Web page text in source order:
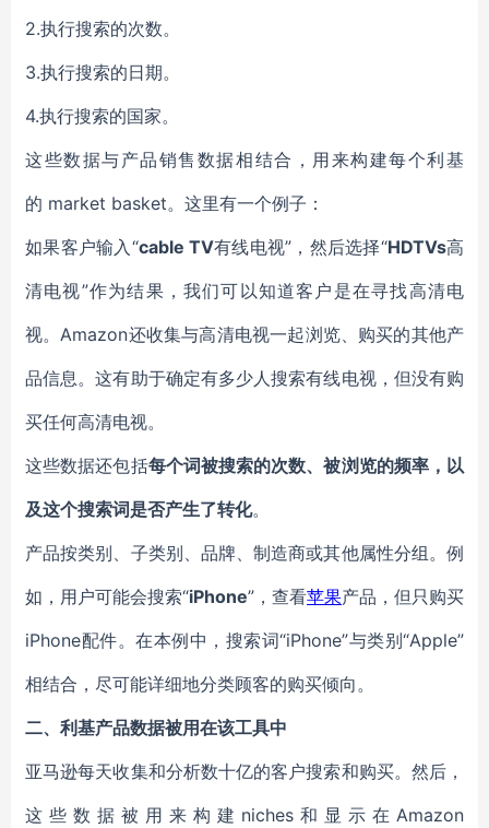
2.执行搜索的次数。
3.执行搜索的日期。
4.执行搜索的国家。
这些数据与产品销售数据相结合，用来构建每个利基
的 market basket。这里有一个例子 ：
如果客户输入“cable TV有线电视”，然后选择“HDTVs高
清电视”作为结果，我们可以知道客户是在寻找高清电
视。Amazon还收集与高清电视一起浏览、 购买的其他产
品信息。这有助于确定有多少人搜索有线电视，但没有购
买任何高清电视。
这些数据还包括每个词被搜索的次数、被浏览的频率，以
及这个搜索词是否产生了转化。
产品按类别、子类别、品牌、制造商或其他属性分组。例
如，用户可能会搜索“iPhone”，查看苹果产品，但只购买
iPhone配件。在本例中，搜索词“iPhone”与类别“Apple”
相结合 ， 尽可能详细地分类顾客的购买倾向。
二、利基产品数据被用在该工具中
亚马逊每天收集和分析数十亿的客户搜索和购买。然后，
这些数据被用来构建niches和显示在Amazon